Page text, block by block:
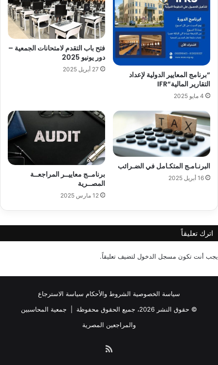
“برنامج المعايير الدولية لإعداد
التقارير المالية“IFR
4 مايو 2025
فتح باب التقدم لامتحانات الجمعية –
دور يونيو 2025
27 أبريل 2025
البرنـامـج المتكـامل في الضـرائب
16 أبريل 2025
برنامــج معاييــر المراجعــة
المصــرية
12 مارس 2025
اترك تعليقاً
يجب أنت تكون مسجل الدخول لتضيف تعليقاً.
سياسة الخصوصية الشروط والأحكام سياسة الاسترجاع
© حقوق النشر 2026، جميع الحقوق محفوظة |
جمعية المحاسبين
والمراجعين المصرية